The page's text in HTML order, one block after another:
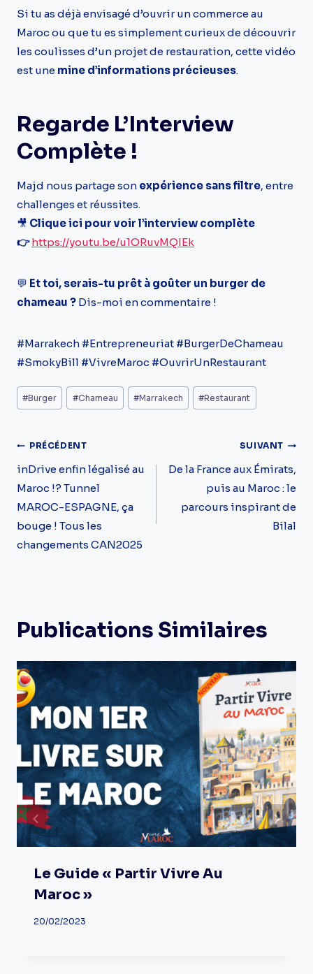
Si tu as déjà envisagé d’ouvrir un commerce au
Maroc ou que tu es simplement curieux de découvrir
les coulisses d’un projet de restauration, cette vidéo
est une mine d’informations précieuses.
Regarde L’Interview
Complète !
Majd nous partage son expérience sans filtre, entre
challenges et réussites.
🎥 Clique ici pour voir l’interview complète
👉 https://youtu.be/u1ORuvMQIEk
💬 Et toi, serais-tu prêt à goûter un burger de
chameau ? Dis-moi en commentaire !
#Marrakech #Entrepreneuriat #BurgerDeChameau
#SmokyBill #VivreMaroc #OuvrirUnRestaurant
Étiquettes
de
publication :
#Burger #Chameau #Marrakech #Restaurant
Navigation
De
L’article
PRÉCÉDENT
inDrive enfin légalisé au
Maroc !? Tunnel
MAROC-ESPAGNE, ça
bouge ! Tous les
changements CAN2025
SUIVANT
De la France aux Émirats,
puis au Maroc : le
parcours inspirant de
Bilal
Publications Similaires
Le Guide « Partir Vivre Au
Maroc »
20/02/2023